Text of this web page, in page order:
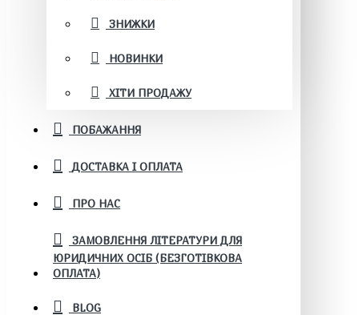
ЗНИЖКИ
НОВИНКИ
ХІТИ ПРОДАЖУ
ПОБАЖАННЯ
ДОСТАВКА І ОПЛАТА
ПРО НАС
ЗАМОВЛЕННЯ ЛІТЕРАТУРИ ДЛЯ
ЮРИДИЧНИХ ОСІБ (БЕЗГОТІВКОВА
ОПЛАТА)
BLOG